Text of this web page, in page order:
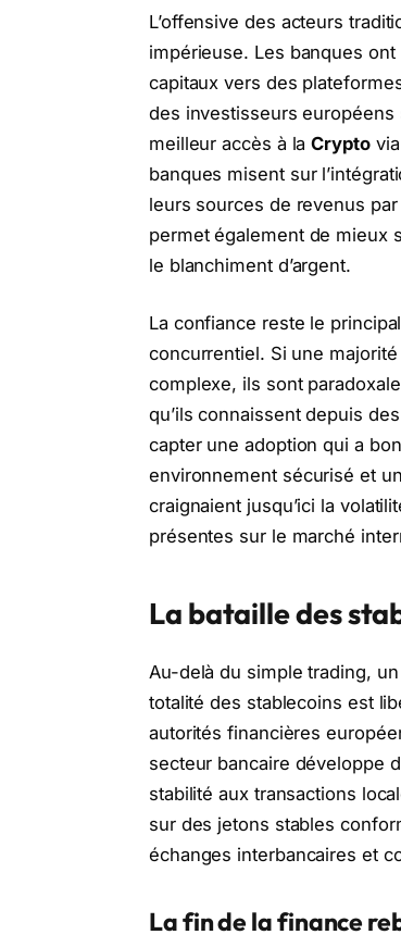
L’offensive des acteurs
impérieuse. Les banques
capitaux vers des
des investisseurs européens
meilleur accès à laCryptovia
banques misent sur
leurs sources de revenus
permet également de mieux
le blanchiment d’argent.
La confiance reste le
concurrentiel. Si une
complexe, ils sont
qu’ils connaissent depuis
capter une adoption qui a
environnement sécurisé et
craignaient jusqu’ici la
présentes sur le marché
La bataille des
Au-delà du simple trading,
totalité des stablecoins est
autorités financières
secteur bancaire développe
stabilité aux transactions
sur des jetons stables
échanges interbancaires et
La fin de la finance